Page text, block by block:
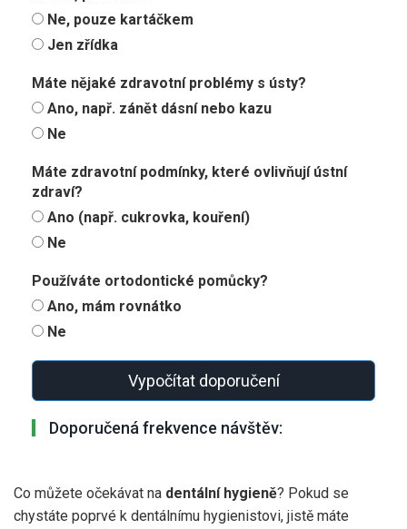
Ne, pouze kartáčkem
Jen zřídka
Máte nějaké zdravotní problémy s ústy?
Ano, např. zánět dásní nebo kazu
Ne
Máte zdravotní podmínky, které ovlivňují ústní
zdraví?
Ano (např. cukrovka, kouření)
Ne
Používáte ortodontické pomůcky?
Ano, mám rovnátko
Ne
Vypočítat doporučení
Doporučená frekvence návštěv:
Co můžete očekávat na dentální hygieně? Pokud se
chystáte poprvé k dentálnímu hygienistovi, jistě máte